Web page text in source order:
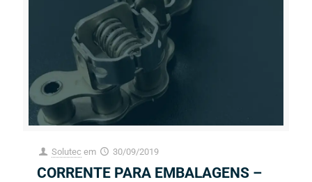
Solutec em 30/09/2019
CORRENTE PARA EMBALAGENS –